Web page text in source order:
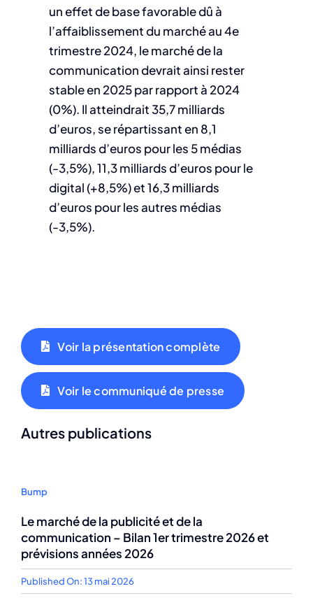
un effet de base favorable dû à
l’affaiblissement du marché au 4e
trimestre 2024, le marché de la
communication devrait ainsi rester
stable en 2025 par rapport à 2024
(0%). Il atteindrait 35,7 milliards
d’euros, se répartissant en 8,1
milliards d’euros pour les 5 médias
(-3,5%), 11,3 milliards d’euros pour le
digital (+8,5%) et 16,3 milliards
d’euros pour les autres médias
(-3,5%).
Voir la présentation complète
Voir le communiqué de presse
Autres publications
Bump
Le marché de la publicité et de la
communication – Bilan 1er trimestre 2026 et
prévisions années 2026
Published On: 13 mai 2026